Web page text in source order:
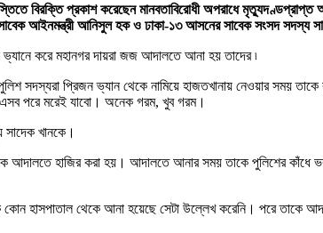
বিরক্তি প্রকাশ করেছেন মানবতাবিরোধী অপরাধে মৃত্যুদণ্ডপ্রাপ্ত
সাবেক আইনমন্ত্রী আনিসুল হক ও ঢাকা-১৩ আসনের সাবেক সংসদ সদস্য
ভ্যানে করে মহানগর দায়রা জজ আদালতে আনা হয় তাদের ৷
সদস্যরা প্রিজন ভ্যান থেকে নামিয়ে হাজতখানায় নেওয়ার সময়
পরে মরেই যাবো। অনেক গরম, খুব গরম।
খানকে।
আদালতে হাজির করা হয়। আদালতে আনার সময় তাকে পুলিশের কাঁধে
হাসপাতাল থেকে আনা হয়েছে সেটা উল্লেখ করেনি। পরে তাকে